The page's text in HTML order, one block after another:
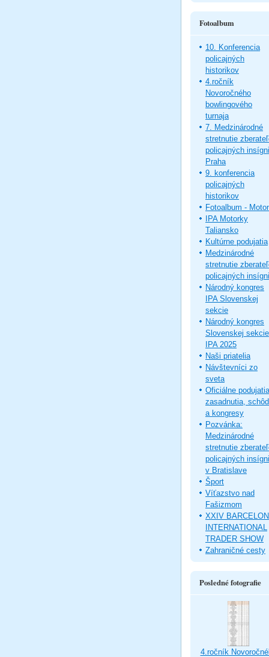
Fotoalbum
10. Konferencia
policajných
historikov
4.ročník
Novoročného
bowlingového
turnaja
7. Medzinárodné
stretnutie
policajných
Praha
9. konferencia
policajných
historikov
Fotoalbum -
IPA Motorky
Taliansko
Kultúrne podujatia
Medzinárodné
stretnutie
policajných
Národný kongres
IPA Slovenskej
sekcie
Národný kongres
Slovenskej sekcie
IPA 2025
Naši priatelia
Návštevníci zo
sveta
Oficiálne
zasadnutia,
a kongresy
Pozvánka:
Medzinárodné
stretnutie
policajných
v Bratislave
Šport
Víťazstvo nad
Fašizmom
XXIV
INTERNATIONAL
TRADER SHOW
Zahraničné cesty
Posledné fotografie
4.ročník